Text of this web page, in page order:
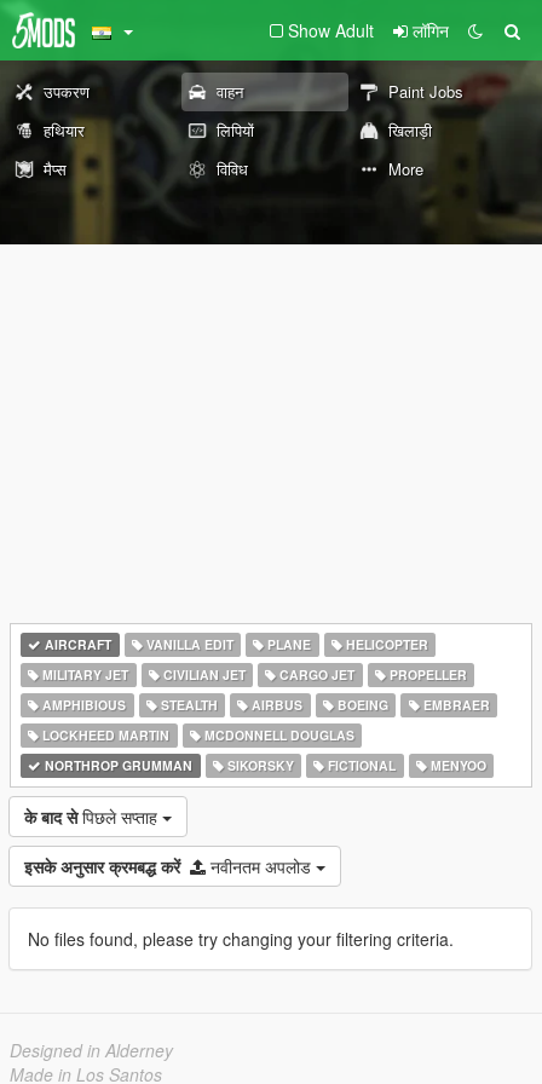
Show Adult लॉगिन
उपकरण वाहन
Paint Jobs
हथियार
लिपियों
खिलाड़ी
मैप्स
विविध More
AIRCRAFT VANILLA EDIT PLANE
HELICOPTER
MILITARY JET
CIVILIAN JET CARGO JET
PROPELLER
AMPHIBIOUS
STEALTH AIRBUS BOEING
EMBRAER
LOCKHEED MARTIN
MCDONNELL DOUGLAS
NORTHROP GRUMMAN
SIKORSKY FICTIONAL MENYOO
के बाद से पिछले सप्ताह
इसके अनुसार क्रमबद्ध करें नवीनतम अपलोड
No files found, please try changing your filtering criteria.
Designed in Alderney
Made in Los Santos